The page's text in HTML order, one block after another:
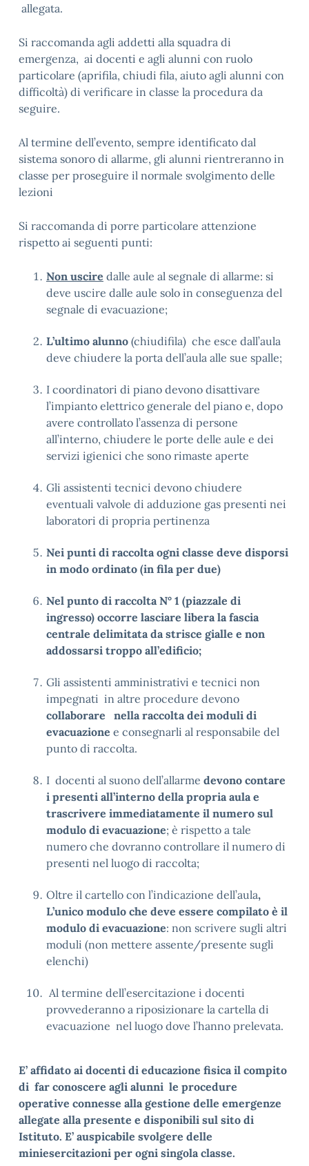
allegata.
Si raccomanda agli addetti alla squadra di
emergenza, ai docenti e agli alunni con ruolo
particolare (aprifila, chiudi fila, aiuto agli alunni con
difficoltà) di verificare in classe la procedura da
seguire.
Al termine dell’evento, sempre identificato dal
sistema sonoro di allarme, gli alunni rientreranno in
classe per proseguire il normale svolgimento delle
lezioni
Si raccomanda di porre particolare attenzione
rispetto ai seguenti punti:
Non uscire dalle aule al segnale di allarme: si
deve uscire dalle aule solo in conseguenza del
segnale di evacuazione;
L’ultimo alunno (chiudifila) che esce dall’aula
deve chiudere la porta dell’aula alle sue spalle;
I coordinatori di piano devono disattivare
l’impianto elettrico generale del piano e, dopo
avere controllato l’assenza di persone
all’interno, chiudere le porte delle aule e dei
servizi igienici che sono rimaste aperte
Gli assistenti tecnici devono chiudere
eventuali valvole di adduzione gas presenti nei
laboratori di propria pertinenza
Nei punti di raccolta ogni classe deve disporsi
in modo ordinato (in fila per due)
Nel punto di raccolta N° 1 (piazzale di
ingresso) occorre lasciare libera la fascia
centrale delimitata da strisce gialle e non
addossarsi troppo all’edificio;
Gli assistenti amministrativi e tecnici non
impegnati in altre procedure devono
collaborare nella raccolta dei moduli di
evacuazione e consegnarli al responsabile del
punto di raccolta.
I docenti al suono dell’allarme devono contare
i presenti all’interno della propria aula e
trascrivere immediatamente il numero sul
modulo di evacuazione; è rispetto a tale
numero che dovranno controllare il numero di
presenti nel luogo di raccolta;
Oltre il cartello con l’indicazione dell’aula,
L’unico modulo che deve essere compilato è il
modulo di evacuazione: non scrivere sugli altri
moduli (non mettere assente/presente sugli
elenchi)
Al termine dell’esercitazione i docenti
provvederanno a riposizionare la cartella di
evacuazione nel luogo dove l’hanno prelevata.
E’ affidato ai docenti di educazione fisica il compito
di far conoscere agli alunni le procedure
operative connesse alla gestione delle emergenze
allegate alla presente e disponibili sul sito di
Istituto. E’ auspicabile svolgere delle
miniesercitazioni per ogni singola classe.